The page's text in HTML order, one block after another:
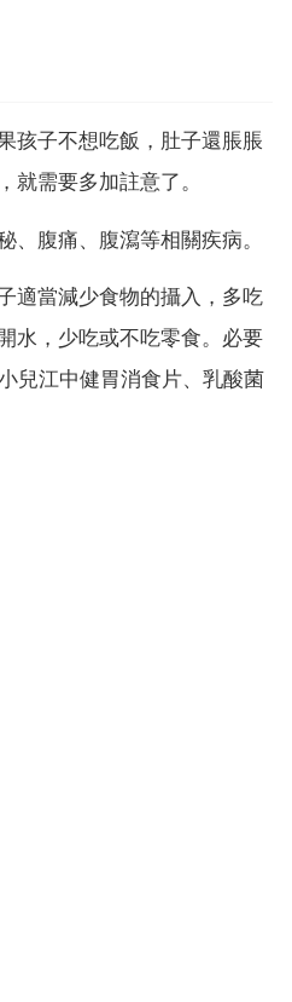
孩子不想吃飯，肚子還脹脹
就需要多加註意了。
、腹痛、腹瀉等相關疾病。
適當減少食物的攝入，多吃
水，少吃或不吃零食。必要
兒江中健胃消食片、乳酸菌